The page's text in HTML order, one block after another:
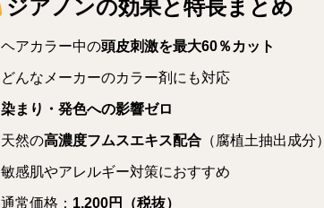
ジアノンの効果と特長まとめ
ヘアカラー中の頭皮刺激を最大60％カット
どんなメーカーのカラー剤にも対応
染まり・発色への影響ゼロ
天然の高濃度フムスエキス配合（腐植土抽出成分）
敏感肌やアレルギー対策におすすめ
通常価格： 1,200円（税抜）